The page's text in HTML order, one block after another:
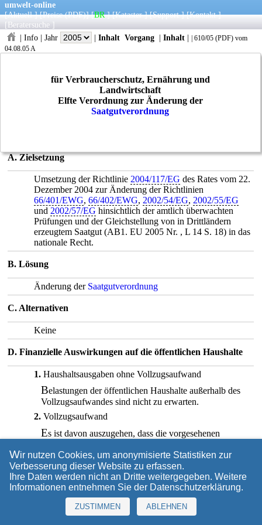
umwelt-online
[Aktuell] [Preise (PDF)] [BR] [Kataster] [Support] [Kontakt]
[ Beratersuche ]
| Info | Jahr | Inhalt Vorgang | Inhalt | 610/05 (PDF) vom
04.08.05 A
für Verbraucherschutz, Ernährung und
Landwirtschaft
Elfte Verordnung zur Änderung der
Saatgutverordnung
A. Zielsetzung
Umsetzung der Richtlinie 2004/117/EG des Rates vom 22.
Dezember 2004 zur Änderung der Richtlinien
66/401/EWG,66/402/EWG, 2002/54/EG, 2002/55/EG
und 2002/57/EG hinsichtlich der amtlich überwachten
Prüfungen und der Gleichstellung von in Drittländern
erzeugtem Saatgut (AB1. EU 2005 Nr. , L 14 S. 18) in das
nationale Recht.
B. Lösung
Änderung der Saatgutverordnung
C. Alternativen
Keine
D. Finanzielle Auswirkungen auf die öffentlichen Haushalte
1. Haushaltsausgaben ohne Vollzugsaufwand
Belastungen der öffentlichen Haushalte außerhalb des
Vollzugsaufwandes sind nicht zu erwarten.
2. Vollzugsaufwand
Es ist davon auszugehen, dass die vorgesehenen
wenn von dem neuen Verfahren der Zulassung privater
Probenehmer Gebrauch gemacht wird, bei Bund,
Ländern und Gemeinden gegenüber der bisherigen
Rechtslage zu geringfügigen Mehrkosten führen
können. Durch die vorgesehene Reduzierung des
erforderlichen amtlichen Nachprüfungsumfanges bei
der Einbeziehung privater Feldbestandsprüfer von
Wir nutzen Cookies, um anonymisierte Statistiken zur
Verbesserung dieser Website zu erfassen.
Ihre Daten werden nicht an Dritte weitergegeben. Weitere
Informationen entnehmen Sie der Datenschutzerklärung.
ZUSTIMMEN ABLEHNEN